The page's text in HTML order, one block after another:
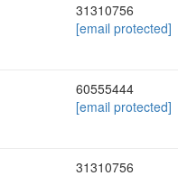
31310756
[email protected]
60555444
[email protected]
31310756